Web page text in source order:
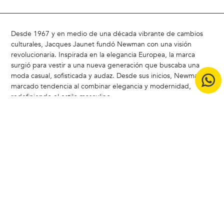
Desde 1967 y en medio de una década vibrante de cambios
culturales, Jacques Jaunet fundó Newman con una visión
revolucionaria. Inspirada en la elegancia Europea, la marca
surgió para vestir a una nueva generación que buscaba una
moda casual, sofisticada y audaz. Desde sus inicios, Newman ha
marcado tendencia al combinar elegancia y modernidad,
redefiniendo el estilo masculino